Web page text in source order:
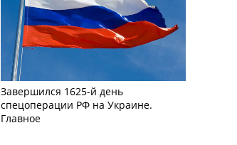
Завершился 1625-й день
спецоперации РФ на Украине.
Главное